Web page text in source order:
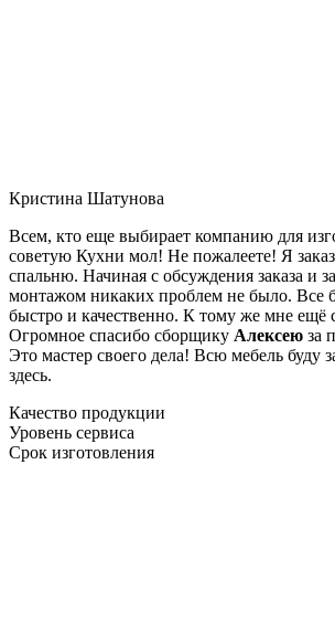
Кристина Шатунова
Всем, кто еще выбирает компанию для
советую Кухни мол! Не пожалеете! Я
спальню. Начиная с обсуждения заказа и
монтажом никаких проблем не было. Все
быстро и качественно. К тому же мне ещё
Огромное спасибо сборщику Алексею за
Это мастер своего дела! Всю мебель буду
здесь.
Качество продукции
Уровень сервиса
Срок изготовления